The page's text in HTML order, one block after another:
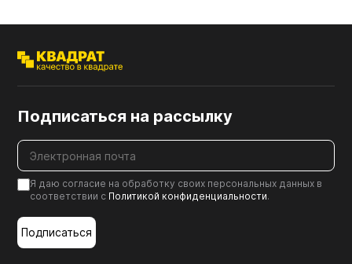
Подписаться на рассылку
Я даю согласие на обработку своих персональных данных в
соответствии с Политикой конфиденциальности.
Подписаться